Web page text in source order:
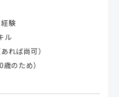
験
ル
れば尚可）
のため）